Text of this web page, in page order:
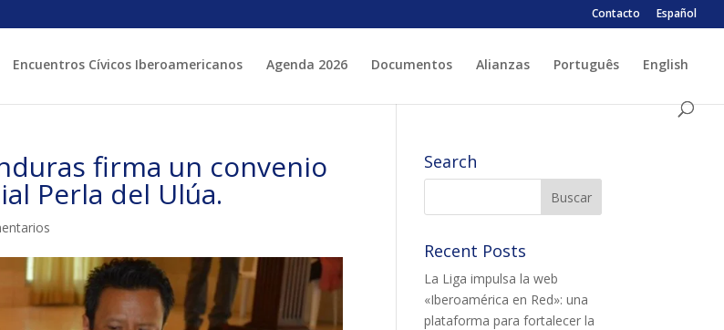
Contacto Español
Encuentros Cívicos Iberoamericanos Agenda 2026 Documentos Alianzas Português English
firma un convenio
Perla del Ulúa.
Search
Recent Posts
La Liga impulsa la web
«Iberoamérica en Red»: una
plataforma para fortalecer la
ALBERG CENTRE ESPLAI FORMACIÓ
I JOVES ESPLAIS SUPORT TERCER SECTOR